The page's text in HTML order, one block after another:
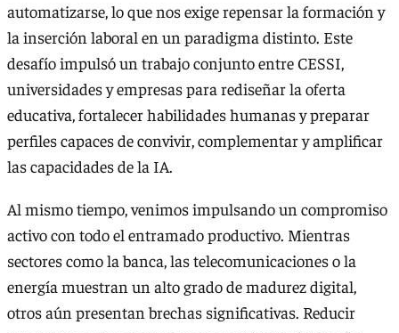
automatizarse, lo que nos exige repensar la formación y
la inserción laboral en un paradigma distinto. Este
desafío impulsó un trabajo conjunto entre CESSI,
universidades y empresas para rediseñar la oferta
educativa, fortalecer habilidades humanas y preparar
perfiles capaces de convivir, complementar y amplificar
las capacidades de la IA.
Al mismo tiempo, venimos impulsando un compromiso
activo con todo el entramado productivo. Mientras
sectores como la banca, las telecomunicaciones o la
energía muestran un alto grado de madurez digital,
otros aún presentan brechas significativas. Reducir